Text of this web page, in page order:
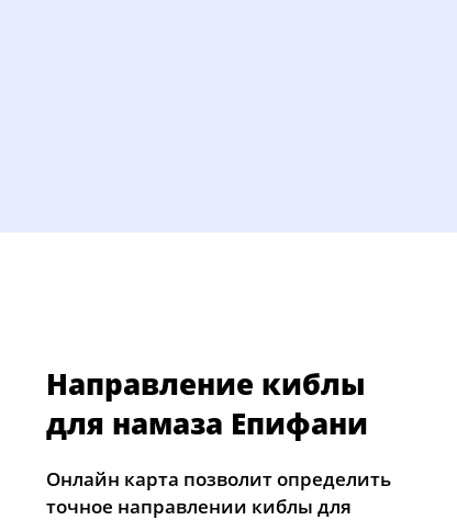
Направление киблы
для намаза Епифани
Онлайн карта позволит определить
точное направлении киблы для